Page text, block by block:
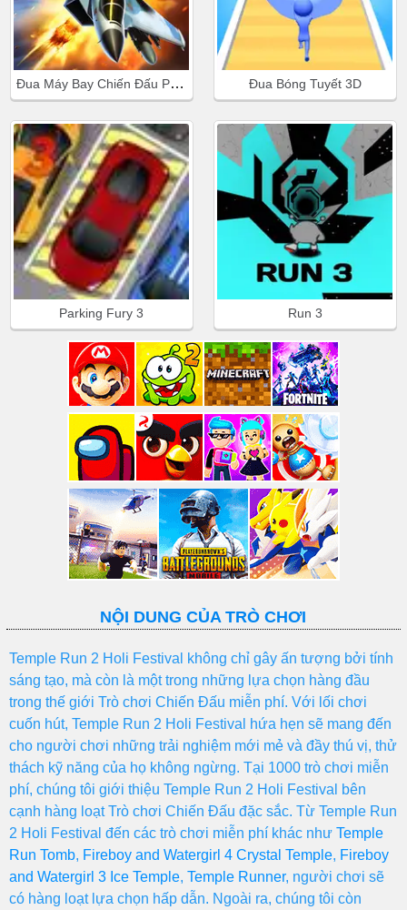
Đua Máy Bay Chiến Đấu Phản Lực Đua Bóng Tuyết 3D
Parking Fury 3 Run 3
NỘI DUNG CỦA TRÒ CHƠI
Temple Run 2 Holi Festival không chỉ gây ấn tượng bởi tính
sáng tạo, mà còn là một trong những lựa chọn hàng đầu
trong thế giới Trò chơi Chiến Đấu miễn phí. Với lối chơi
cuốn hút, Temple Run 2 Holi Festival hứa hẹn sẽ mang đến
cho người chơi những trải nghiệm mới mẻ và đầy thú vị, thử
thách kỹ năng của họ không ngừng. Tại 1000 trò chơi miễn
phí, chúng tôi giới thiệu Temple Run 2 Holi Festival bên
cạnh hàng loạt Trò chơi Chiến Đấu đặc sắc. Từ Temple Run
2 Holi Festival đến các trò chơi miễn phí khác như Temple
Run Tomb, Fireboy and Watergirl 4 Crystal Temple, Fireboy
and Watergirl 3 Ice Temple, Temple Runner, người chơi sẽ
có hàng loạt lựa chọn hấp dẫn. Ngoài ra, chúng tôi còn